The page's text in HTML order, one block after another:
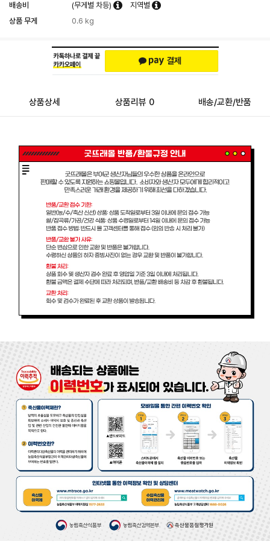
배송비 (무게별 차등)
지역별
상품 무게
0.6 kg
상품상세 상품리뷰 0 배송/교환/반품